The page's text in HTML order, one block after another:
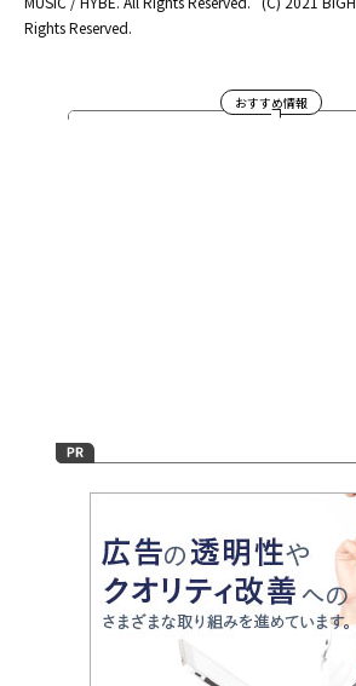
Rights Reserved.
おすすめ情報